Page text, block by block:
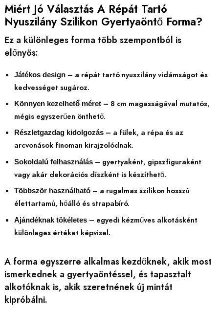
Miért Jó Választás A Répát Tartó
Nyuszilány Szilikon Gyertyaöntő Forma?
Ez a különleges forma több szempontból is
előnyös:
Játékos design– a répát tartó nyuszilány vidámságot és
kedvességet sugároz.
Könnyen kezelhető méret– 8 cm magasságával mutatós,
mégis egyszerűen önthető.
Részletgazdag kidolgozás– a fülek, a répa és az
arcvonások finoman kirajzolódnak.
Sokoldalú felhasználás– gyertyaként, gipszfiguraként
vagy akár dekorációs díszként is készíthető.
Többször használható– a rugalmas szilikon hosszú
élettartamú, hőálló és strapabíró.
Ajándéknak tökéletes– egyedi kézműves alkotásként
különleges értéket képvisel.
A forma egyszerre alkalmas kezdőknek, akik most
ismerkednek a gyertyaöntéssel, és tapasztalt
alkotóknak is, akik szeretnének új mintát
kipróbálni.